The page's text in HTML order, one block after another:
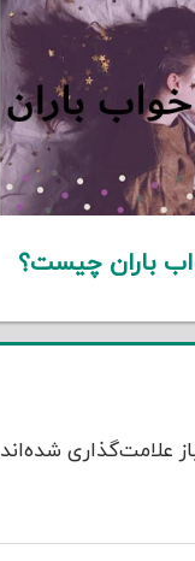
باران چیست؟
علامت‌گذاری شده‌اند